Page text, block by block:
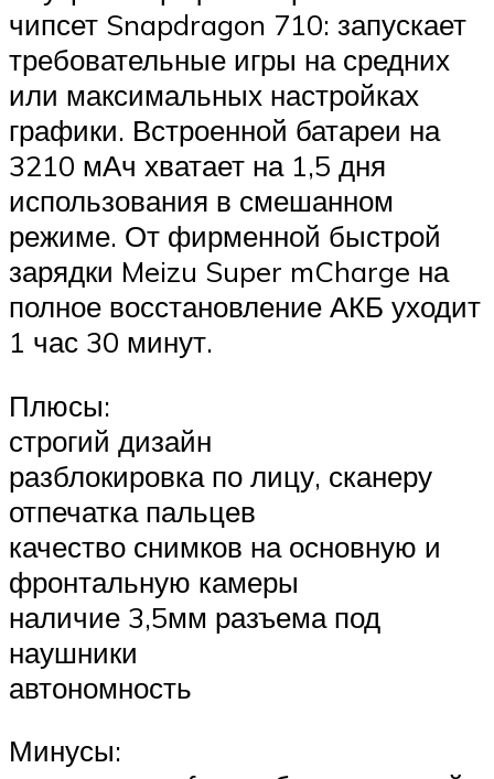
чипсет Snapdragon 710: запускает
требовательные игры на средних
или максимальных настройках
графики. Встроенной батареи на
3210 мАч хватает на 1,5 дня
использования в смешанном
режиме. От фирменной быстрой
зарядки Meizu Super mCharge на
полное восстановление АКБ уходит
1 час 30 минут.
Плюсы:
строгий дизайн
разблокировка по лицу, сканеру
отпечатка пальцев
качество снимков на основную и
фронтальную камеры
наличие 3,5мм разъема под
наушники
автономность
Минусы: